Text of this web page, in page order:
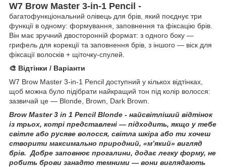
W7 Brow Master 3-in-1 Pencil -
багатофункціональний олівець для брів, який поєднує три
функції в одному: формування, заповнення та фіксацію брів.
Він має зручний двосторонній формат: з одного боку —
грифель для корекції та заповнення брів, з іншого — віск для
фіксації волосків + щіточку-спулей.
🎨 Відтінки / Варіанти
W7 Brow Master 3-in-1 Pencil доступний у кількох відтінках,
щоб можна було підібрати найкращий тон під колір волосся:
зазвичай це — Blonde, Brown, Dark Brown.
Brow Master 3 in 1 Pencil Blonde - найсвітліший відтінок
із трьох, котрі представлені — підходить, якщо у тебе
світле або русяве волосся, світла шкіра або ти хочеш
створити максимально природний, «м’який» вигляд
брів. Добре заповнює прогалини, додає легку форму, не
робить брови занадто темними — вони виглядають